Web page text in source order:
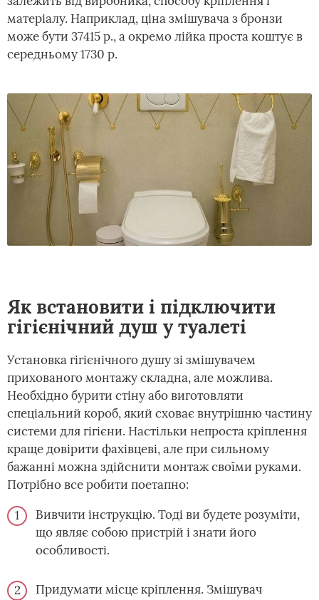
матеріалу. Наприклад, ціна змішувача з бронзи
може бути 37415 р., а окремо лійка проста коштує в
середньому 1730 р.
Як встановити і підключити
гігієнічний душ у туалеті
Установка гігієнічного душу зі змішувачем
прихованого монтажу складна, але можлива.
Необхідно бурити стіну або виготовляти
спеціальний короб, який сховає внутрішню частину
системи для гігієни. Настільки непроста кріплення
краще довірити фахівцеві, але при сильному
бажанні можна здійснити монтаж своїми руками.
Потрібно все робити поетапно:
Вивчити інструкцію. Тоді ви будете розуміти,
що являє собою пристрій і знати його
особливості.
Придумати місце кріплення. Змішувач